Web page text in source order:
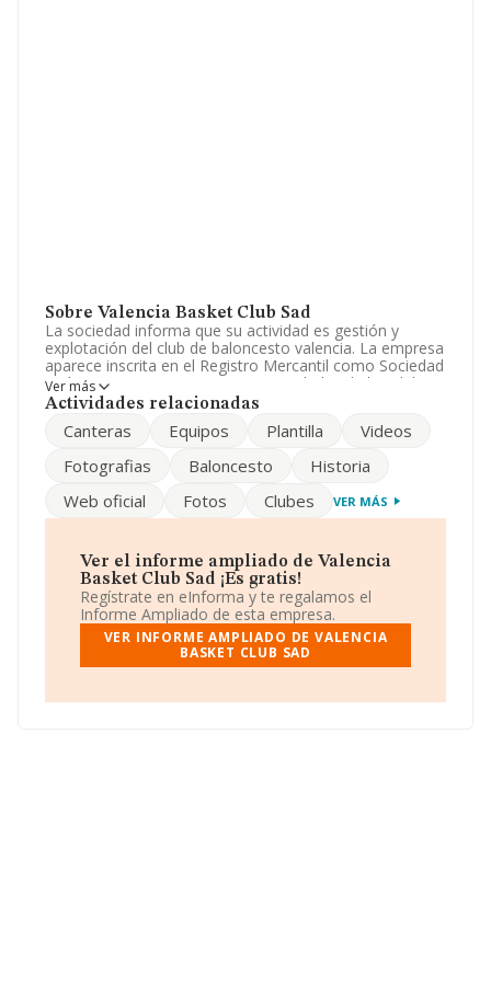
Sobre Valencia Basket Club Sad
La sociedad informa que su actividad es gestión y
explotación del club de baloncesto valencia. La empresa
aparece inscrita en el Registro Mercantil como Sociedad
Anónima. Tiene CNAE: 9312 - 'Actividades de los clubes
deportivos'. La compañía no tiene actividad en
de 6 de mayo de 2003, sobre la definición de
compañía entra en la categoría de empresas medianas.
Respecto al rendimiento deValencia Basket Club Sad
un incremento del 2% en ventas, aunque el ebitda ha
permanecido igual en 2024. En 2024, los resultados han
permanecido iguales. El número de empleados ha
crecido y según las cifras existentes en la base de datos
de INFORMA, el número de empleados ha estado por
encima de la media de sector.
teléfono es 963957084 y la dirección de correo es
Ver más
Actividades relacionadas
Canteras Equipos Plantilla
Videos
Fotografias
Baloncesto
Historia
Web oficial
Fotos Clubes VER MÁS
Ver el informe ampliado de Valencia
Basket Club Sad ¡Es gratis!
Regístrate en eInforma y te regalamos el
Informe Ampliado de esta empresa.
VER INFORME AMPLIADO DE VALENCIA
BASKET CLUB SAD